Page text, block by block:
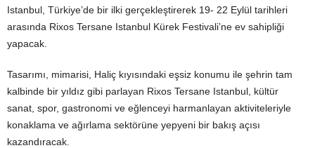
Istanbul, Türkiye’de bir ilki gerçekleştirerek 19- 22 Eylül tarihleri
arasında Rixos Tersane Istanbul Kürek Festivali’ne ev sahipliği
yapacak.
Tasarımı, mimarisi, Haliç kıyısındaki eşsiz konumu ile şehrin tam
kalbinde bir yıldız gibi parlayan Rixos Tersane Istanbul, kültür
sanat, spor, gastronomi ve eğlenceyi harmanlayan aktiviteleriyle
konaklama ve ağırlama sektörüne yepyeni bir bakış açısı
kazandıracak.